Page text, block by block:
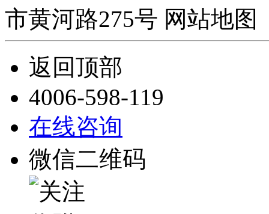
市黄河路275号 网站地图
返回顶部
4006-598-119
在线咨询
微信二维码